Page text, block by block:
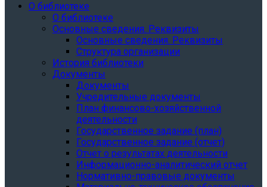
О библиотеке
О библиотеке
Основные сведения. Реквизиты
Основные сведения. Реквизиты
Структура организации
История библиотеки
Документы
Документы
Учредительные документы
План финансово-хозяйственной
деятельности
Государственное задание (план)
Государственное задание (отчет)
Отчет о результатах деятельности
Информационно-аналитический отчет
Нормативно-правовые документы